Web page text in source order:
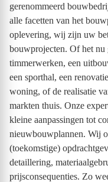
gerenommeerd
alle facetten van het
oplevering, wij zijn uw
bouwprojecten. Of het nu
timmerwerken, een
een sporthal, een
woning, of de realisatie
markten thuis. Onze
kleine aanpassingen tot
nieuwbouwplannen. Wij
(toekomstige)
detaillering,
prijsconsequenties. Zo